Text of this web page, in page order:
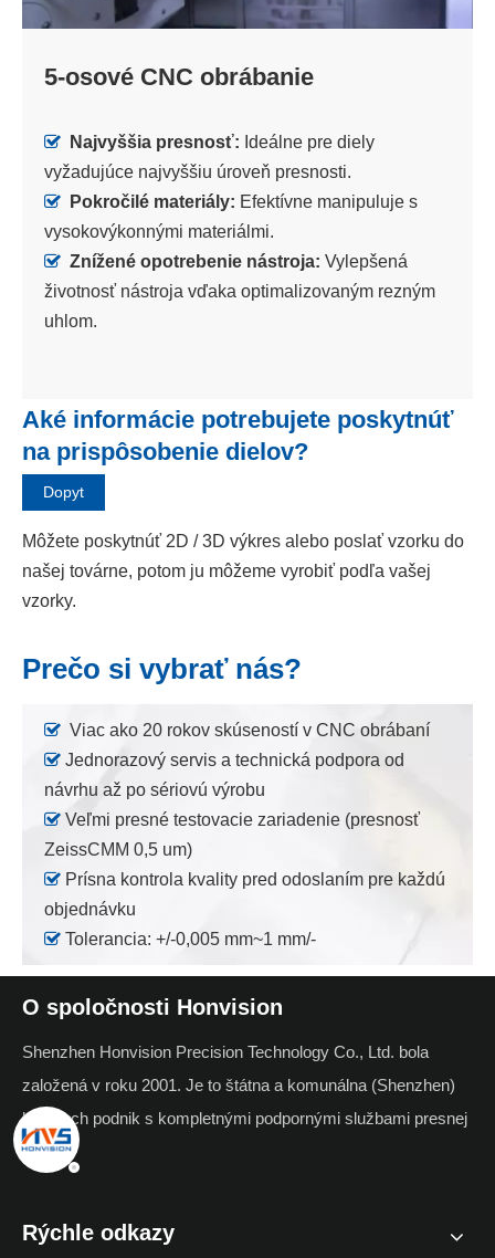
5-osové CNC obrábanie
 Najvyššia presnosť: Ideálne pre diely
vyžadujúce najvyššiu úroveň presnosti.
 Pokročilé materiály: Efektívne manipuluje s
vysokovýkonnými materiálmi.
 Znížené opotrebenie nástroja: Vylepšená
životnosť nástroja vďaka optimalizovaným rezným
uhlom.
Aké informácie potrebujete poskytnúť
na prispôsobenie dielov?
Dopyt
Môžete poskytnúť 2D / 3D výkres alebo poslať vzorku do
našej továrne, potom ju môžeme vyrobiť podľa vašej
vzorky.
Prečo si vybrať nás?
 Viac ako 20 rokov skúseností v CNC obrábaní
 Jednorazový servis a technická podpora od
návrhu až po sériovú výrobu
 Veľmi presné testovacie zariadenie (presnosť
ZeissCMM 0,5 um)
 Prísna kontrola kvality pred odoslaním pre každú
objednávku
 Tolerancia: +/-0,005 mm~1 mm/-
O spoločnosti Honvision
Shenzhen Honvision Precision Technology Co., Ltd. bola
založená v roku 2001. Je to štátna a komunálna (Shenzhen)
high-tech podnik s kompletnými podpornými službami presnej
výroby.
Rýchle odkazy